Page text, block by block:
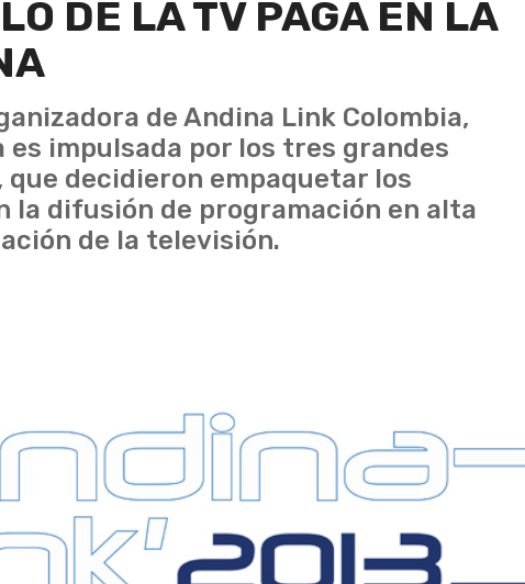
DE LA TV PAGA EN LA
de Andina Link Colombia,
impulsada por los tres grandes
que decidieron empaquetar los
la difusión de programación en alta
de la televisión.